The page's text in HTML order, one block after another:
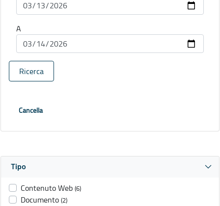
A
Ricerca
Cancella
Tipo
Contenuto Web (6)
Documento (2)